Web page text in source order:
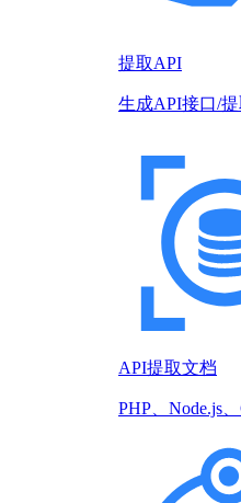
提取API
生成API接口/
API提取文档
PHP、Node.js